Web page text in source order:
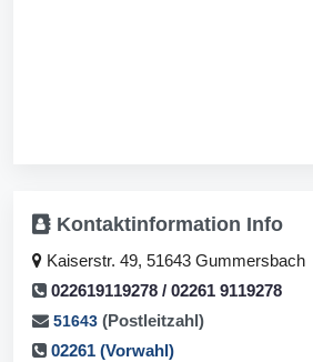
Kontaktinformation Info
Kaiserstr. 49, 51643 Gummersbach
022619119278 / 02261 9119278
51643 (Postleitzahl)
02261 (Vorwahl)